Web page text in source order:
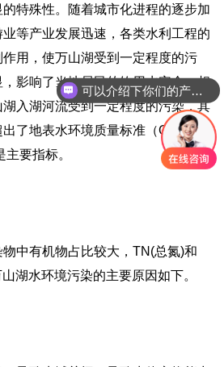
特殊性。随着城市化进程的逐步加
等产业发展迅速，各类水利工程的
用，使万山湖受到一定程度的污
影响了当地居民的饮用水安全。相
入湖河流受到一定程度的污染，其
了地表水环境质量标准（GB3838-
要指标。
中有机物占比较大，TN(总氮)和
湖水环境污染的主要原因如下。
可以介绍下你们的产品么